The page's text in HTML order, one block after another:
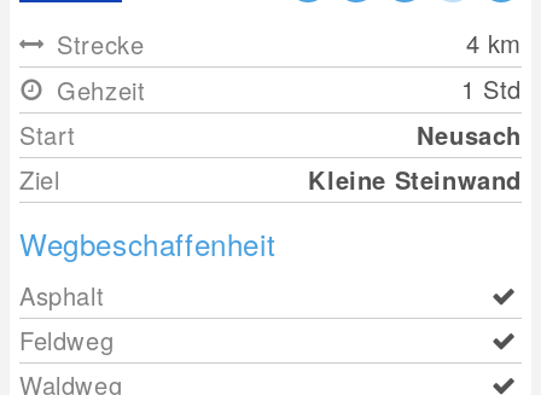
Strecke
4 km
Gehzeit
1 Std
Start
Neusach
Ziel
Kleine Steinwand
Wegbeschaffenheit
Asphalt
Feldweg
Waldweg